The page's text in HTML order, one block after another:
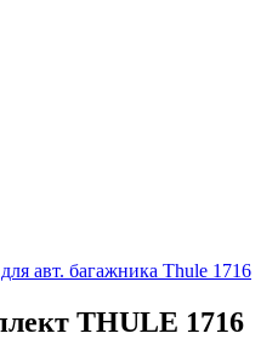
авт. багажника Thule 1716
THULE 1716